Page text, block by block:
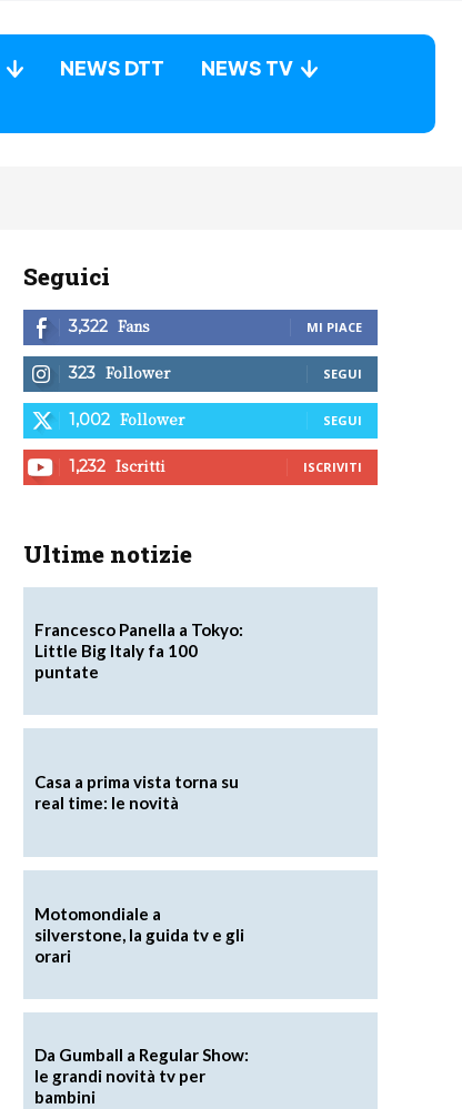
NEWS DTT
NEWS TV
Seguici
3,322 Fans MI PIACE
323 Follower SEGUI
1,002 Follower SEGUI
1,232 Iscritti ISCRIVITI
Ultime notizie
Francesco Panella a Tokyo:
Little Big Italy fa 100
puntate
Casa a prima vista torna su
real time: le novità
Motomondiale a
silverstone, la guida tv e gli
orari
Da Gumball a Regular Show:
le grandi novità tv per
bambini